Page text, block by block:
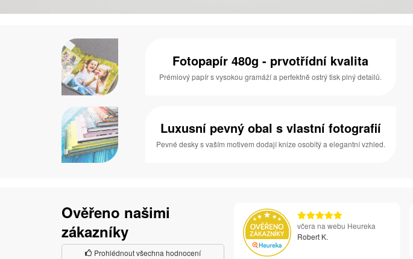
Fotopapír 480g - prvotřídní kvalita
Prémiový papír s vysokou gramáží a perfektně ostrý tisk plný detailů.
Luxusní pevný obal s vlastní fotografií
Pevné desky s vaším motivem dodají knize osobitý a elegantní vzhled.
Ověřeno našimi
zákazníky
Prohlédnout všechna hodnocení
včera na webu Heureka
Robert K.